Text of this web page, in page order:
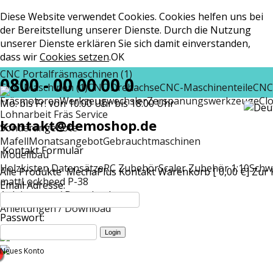
Diese Website verwendet Cookies. Cookies helfen uns bei
der Bereitstellung unserer Dienste. Durch die Nutzung
unserer Dienste erklären Sie sich damit einverstanden,
dass wirCookies setzen.OK
CNC Portalfräsmaschinen (1)
CNC-Maschinen (1)CNC DrehachseCNC-Maschinenteile
FräsmotorenWerkzeugwechslerZerspanungswerkzeuge
Lohnarbeit Fräs Service
Sonderangebote
MafellMonatsangebotGebrauchtmaschinen
Modellbau
Holzkisten DatensätzeRC ZubehörScaler Zubehör 1:10
mattLockheed P-38
Anleitungen / Download
Anleitungen / Download
0800 - 00 00 00 0
Mo. bis Fr. von 10:00 Uhr bis 18:00 Uhr
kontakt@demoshop.de
Kontakt Formular
Alle Produkte MechaPlus KontaktWarenkorb [ 0,00 €]Zur
Email Adresse:
Passwort:
Neues Konto